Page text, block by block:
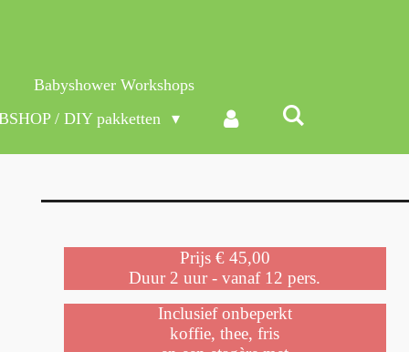
Babyshower Workshops
/ DIY pakketten
Prijs € 45,00
Duur 2 uur - vanaf 12 pers.
Inclusief onbeperkt
koffie, thee, fris